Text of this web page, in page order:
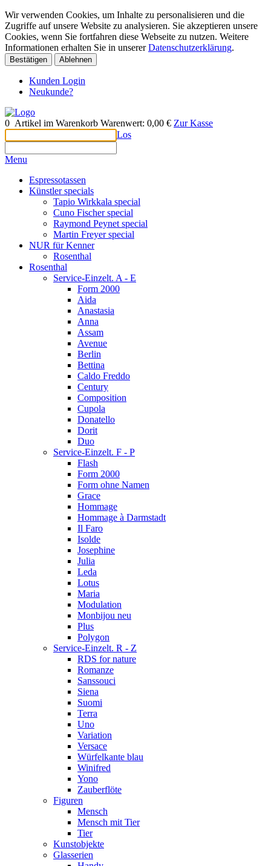
Wir verwenden Cookies, um Inhalte zu personalisieren und die
Zugriffe auf unsere Website zu analysieren. Sie akzeptieren unsere
Cookies, wenn Sie fortfahren diese Webseite zu nutzen. Weitere
Informationen erhalten Sie in unsererDatenschutzerklärung.
Bestätigen Ablehnen
Kunden Login
Neukunde?
0 Artikel im Warenkorb Warenwert: 0,00 € Zur Kasse
Los
Menu
Espressotassen
Künstler specials
Tapio Wirkkala special
Cuno Fischer special
Raymond Peynet special
Martin Freyer special
NUR für Kenner
Rosenthal
Rosenthal
Service-Einzelt. A - E
Form 2000
Aida
Anastasia
Anna
Assam
Avenue
Berlin
Bettina
Caldo Freddo
Century
Composition
Cupola
Donatello
Dorit
Duo
Service-Einzelt. F - P
Flash
Form 2000
Form ohne Namen
Grace
Hommage
Hommage à Darmstadt
Il Faro
Isolde
Josephine
Julia
Leda
Lotus
Maria
Modulation
Monbijou neu
Plus
Polygon
Service-Einzelt. R - Z
RDS for nature
Romanze
Sanssouci
Siena
Suomi
Terra
Uno
Variation
Versace
Würfelkante blau
Winifred
Yono
Zauberflöte
Figuren
Mensch
Mensch mit Tier
Tier
Kunstobjekte
Glasserien